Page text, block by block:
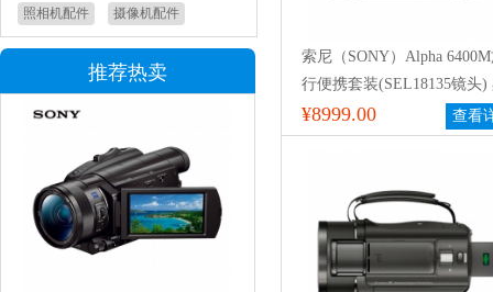
照相机配件 摄像机配件
推荐热卖
索尼（SONY）Alpha
行便携套装(SEL18135镜头)
色 APS-C画幅 ILCE-
6400M/A6400M/α6400m
¥8999.00 查看